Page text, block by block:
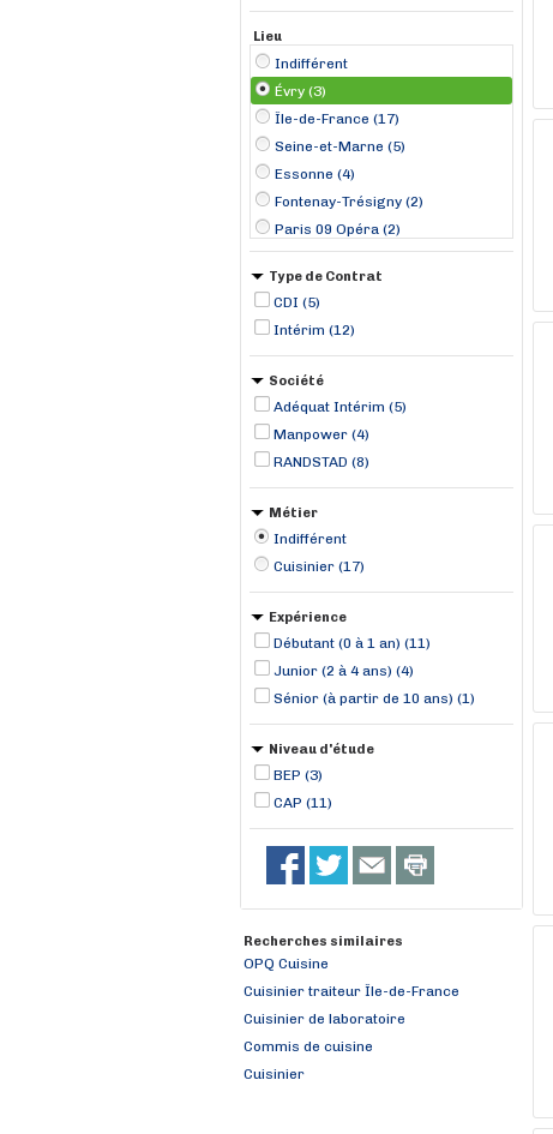
Lieu
Indifférent
Évry (3)
Île-de-France (17)
Seine-et-Marne (5)
Essonne (4)
Fontenay-Trésigny (2)
Paris 09 Opéra (2)
Roissy-en-France (2)
Bonnelles (1)
Marcoussis (1)
Meaux (1)
Type de Contrat
CDI (5)
Intérim (12)
Société
Adéquat Intérim (5)
Manpower (4)
RANDSTAD (8)
Métier
Indifférent
Cuisinier (17)
Expérience
Débutant (0 à 1 an) (11)
Junior (2 à 4 ans) (4)
Sénior (à partir de 10 ans) (1)
Niveau d'étude
BEP (3)
CAP (11)
Recherches similaires
OPQ Cuisine
Cuisinier traiteur Île-de-France
Cuisinier de laboratoire
Commis de cuisine
Cuisinier